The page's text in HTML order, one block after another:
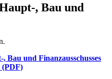
, Bau und
Bau und Finanzausschusses
(PDF)